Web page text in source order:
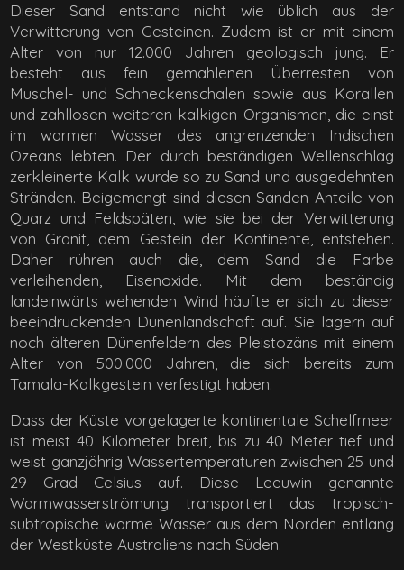
Dieser Sand entstand nicht wie üblich aus der
Verwitterung von Gesteinen. Zudem ist er mit einem
Alter von nur 12.000 Jahren geologisch jung. Er
besteht aus fein gemahlenen Überresten von
Muschel- und Schneckenschalen sowie aus Korallen
und zahllosen weiteren kalkigen Organismen, die einst
im warmen Wasser des angrenzenden Indischen
Ozeans lebten. Der durch beständigen Wellenschlag
zerkleinerte Kalk wurde so zu Sand und ausgedehnten
Stränden. Beigemengt sind diesen Sanden Anteile von
Quarz und Feldspäten, wie sie bei der Verwitterung
von Granit, dem Gestein der Kontinente, entstehen.
Daher rühren auch die, dem Sand die Farbe
verleihenden, Eisenoxide. Mit dem beständig
landeinwärts wehenden Wind häufte er sich zu dieser
beeindruckenden Dünenlandschaft auf. Sie lagern auf
noch älteren Dünenfeldern des Pleistozäns mit einem
Alter von 500.000 Jahren, die sich bereits zum
Tamala-Kalkgestein verfestigt haben.
Dass der Küste vorgelagerte kontinentale Schelfmeer
ist meist 40 Kilometer breit, bis zu 40 Meter tief und
weist ganzjährig Wassertemperaturen zwischen 25 und
29 Grad Celsius auf. Diese Leeuwin genannte
Warmwasserströmung transportiert das tropisch-
subtropische warme Wasser aus dem Norden entlang
der Westküste Australiens nach Süden.